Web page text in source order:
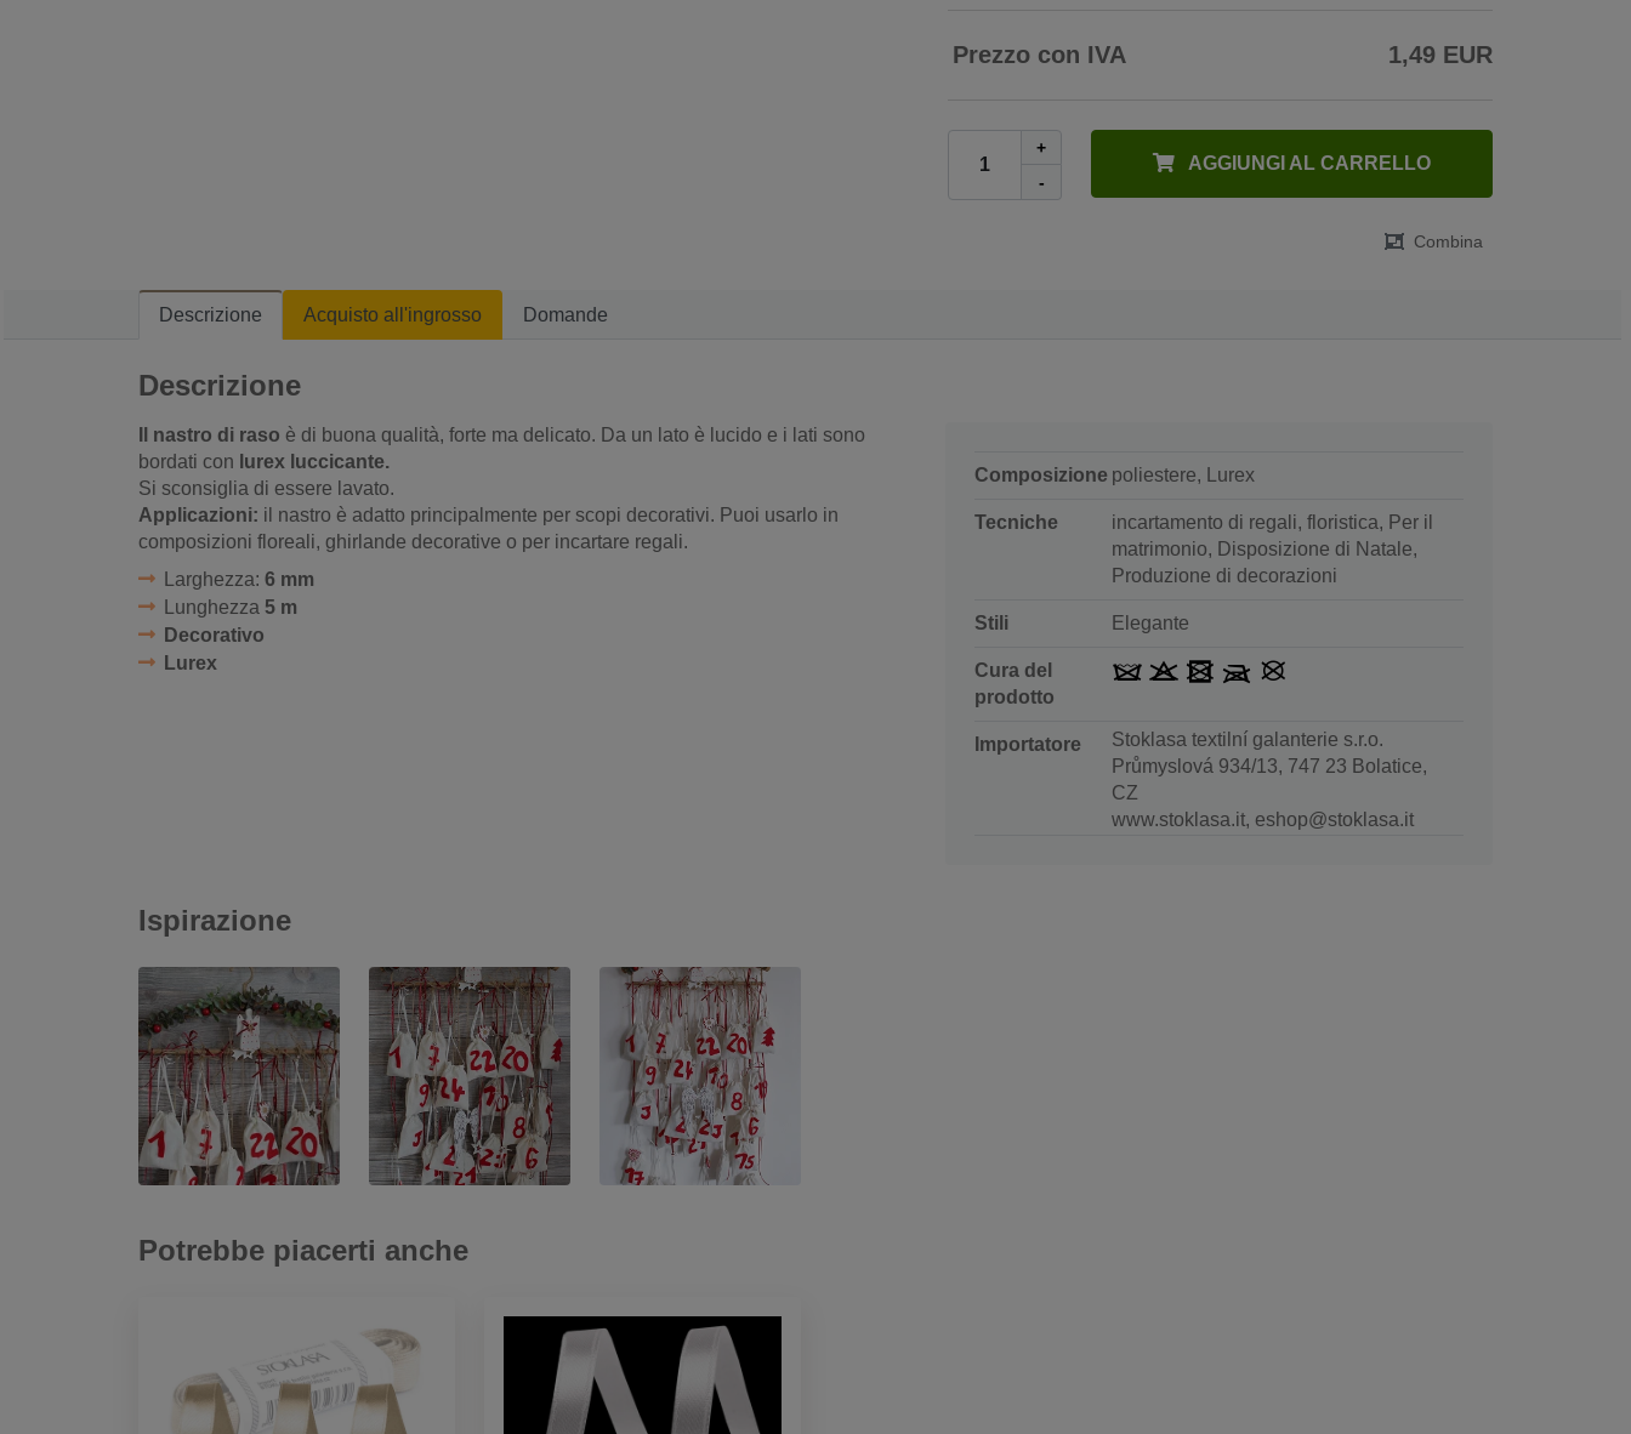
Prezzo con IVA 1,49 EUR
+
-
AGGIUNGI AL CARRELLO
Combina
Descrizione Acquisto all'ingrosso Domande
Descrizione
Il nastro di raso è di buona qualità, forte ma delicato. Da un lato è lucido e i lati sono
bordati con lurex luccicante.
Si sconsiglia di essere lavato.
Applicazioni: il nastro è adatto principalmente per scopi decorativi. Puoi usarlo in
composizioni floreali, ghirlande decorative o per incartare regali.
Larghezza: 6 mm
Lunghezza 5 m
Decorativo
Lurex
Composizione poliestere, Lurex
Tecniche
incartamento di regali, floristica, Per il
matrimonio, Disposizione di Natale,
Produzione di decorazioni
Stili Elegante
Cura del
prodotto
Importatore
Stoklasa textilní galanterie s.r.o.
Průmyslová 934/13, 747 23 Bolatice,
CZ
www.stoklasa.it, eshop@stoklasa.it
Ispirazione
Potrebbe piacerti anche